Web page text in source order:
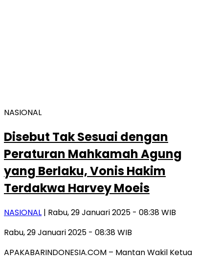
NASIONAL
Disebut Tak Sesuai dengan
Peraturan Mahkamah Agung
yang Berlaku, Vonis Hakim
Terdakwa Harvey Moeis
NASIONAL | Rabu, 29 Januari 2025 - 08:38 WIB
Rabu, 29 Januari 2025 - 08:38 WIB
APAKABARINDONESIA.COM – Mantan Wakil Ketua